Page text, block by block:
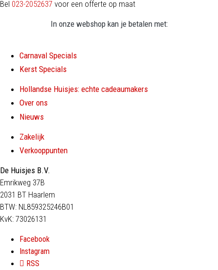
Bel 023-2052637 voor een offerte op maat
In onze webshop kan je betalen met:
Carnaval Specials
Kerst Specials
Hollandse Huisjes: echte cadeaumakers
Over ons
Nieuws
Zakelijk
Verkooppunten
De Huisjes B.V.
Emrikweg 37B
2031 BT Haarlem
BTW: NL859325246B01
KvK: 73026131
Facebook
Instagram
RSS